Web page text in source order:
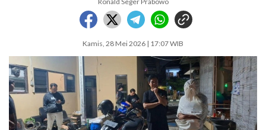
Kamis, 28 Mei 2026 | 17:07 WIB